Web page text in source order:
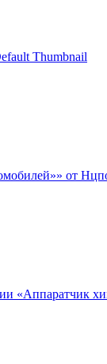
от
«Аппаратчик